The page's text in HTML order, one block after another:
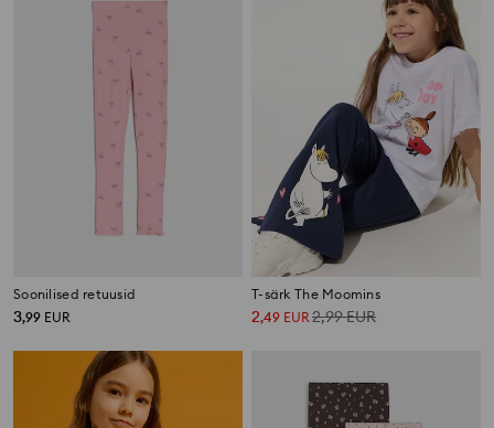
Soonilised retuusid
3,99 EUR
T-särk The Moomins
2,49 EUR 2,99EUR